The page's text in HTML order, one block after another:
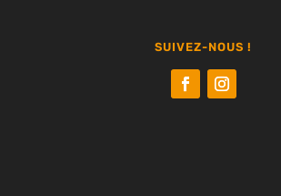
SUIVEZ-NOUS !